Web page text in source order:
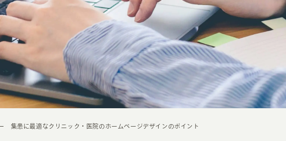
集患に最適なクリニック・医院のホームページデザインのポイント